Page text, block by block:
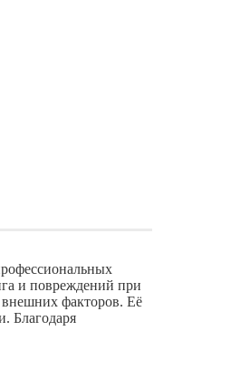
и повреждений при
внешних факторов. Её
Благодаря